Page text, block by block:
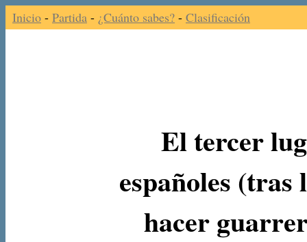
Inicio - Partida - ¿Cuánto sabes? - Clasificación
El tercer
españoles
hacer